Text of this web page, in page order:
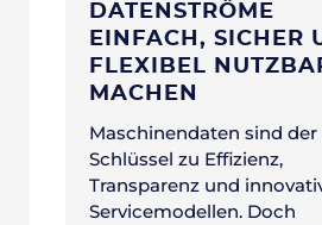
DATENSTRÖME
EINFACH, SICHER
FLEXIBEL
MACHEN
Maschinendaten sind der
Schlüssel zu Effizienz,
Transparenz und
Servicemodellen. Doch